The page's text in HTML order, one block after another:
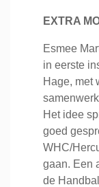
EXTRA
Esmee
in eerste
Hage, met
Het idee
goed
WHC/
gaan. Een
de